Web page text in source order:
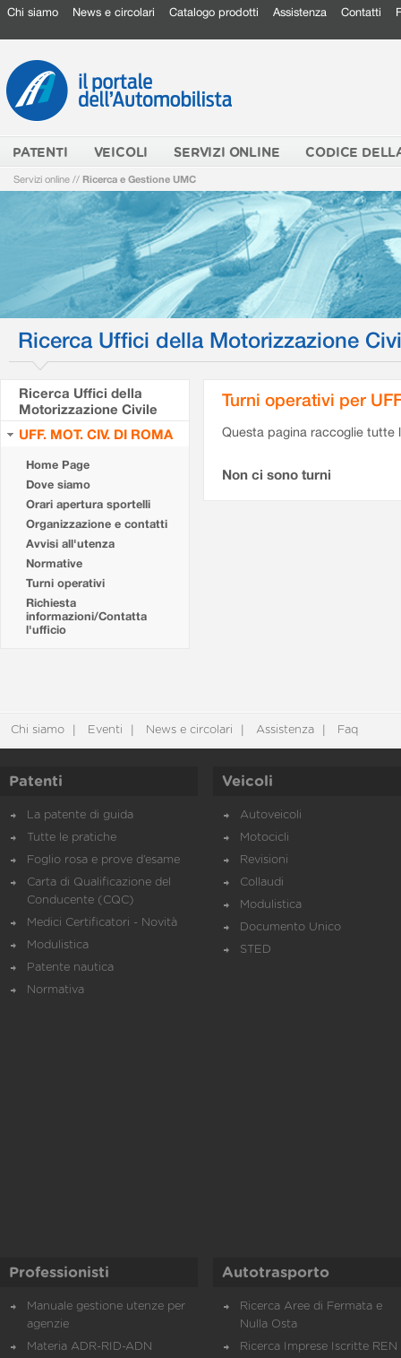
Chi siamo News e circolari Catalogo prodotti Assistenza Contatti
PATENTI VEICOLI SERVIZI ONLINE CODICE
Servizi online // Ricerca e Gestione UMC
Ricerca Uffici della Motorizzazione
Ricerca Uffici della
Motorizzazione Civile
UFF. MOT. CIV. DI ROMA
Home Page
Dove siamo
Orari apertura sportelli
Organizzazione e contatti
Avvisi all'utenza
Normative
Turni operativi
Richiesta
informazioni/Contatta
l'ufficio
Turni operativi per
Questa pagina raccoglie tutte
Non ci sono turni
Chi siamo Eventi News e circolari Assistenza Faq
Patenti
La patente di guida
Tutte le pratiche
Foglio rosa e prove d’esame
Carta di Qualificazione del
Conducente (CQC)
Medici Certificatori - Novità
Modulistica
Patente nautica
Normativa
Veicoli
Autoveicoli
Motocicli
Revisioni
Collaudi
Modulistica
Documento Unico
STED
Professionisti
Manuale gestione utenze per
agenzie
Materia ADR-RID-ADN
Autotrasporto
Ricerca Aree di Fermata e
Nulla Osta
Ricerca Imprese Iscritte REN